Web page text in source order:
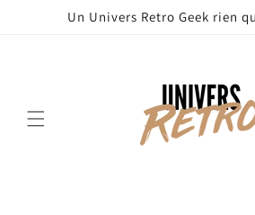
passerUn Univers Retro Geek rien